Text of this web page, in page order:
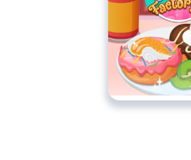
在这里你可以玩